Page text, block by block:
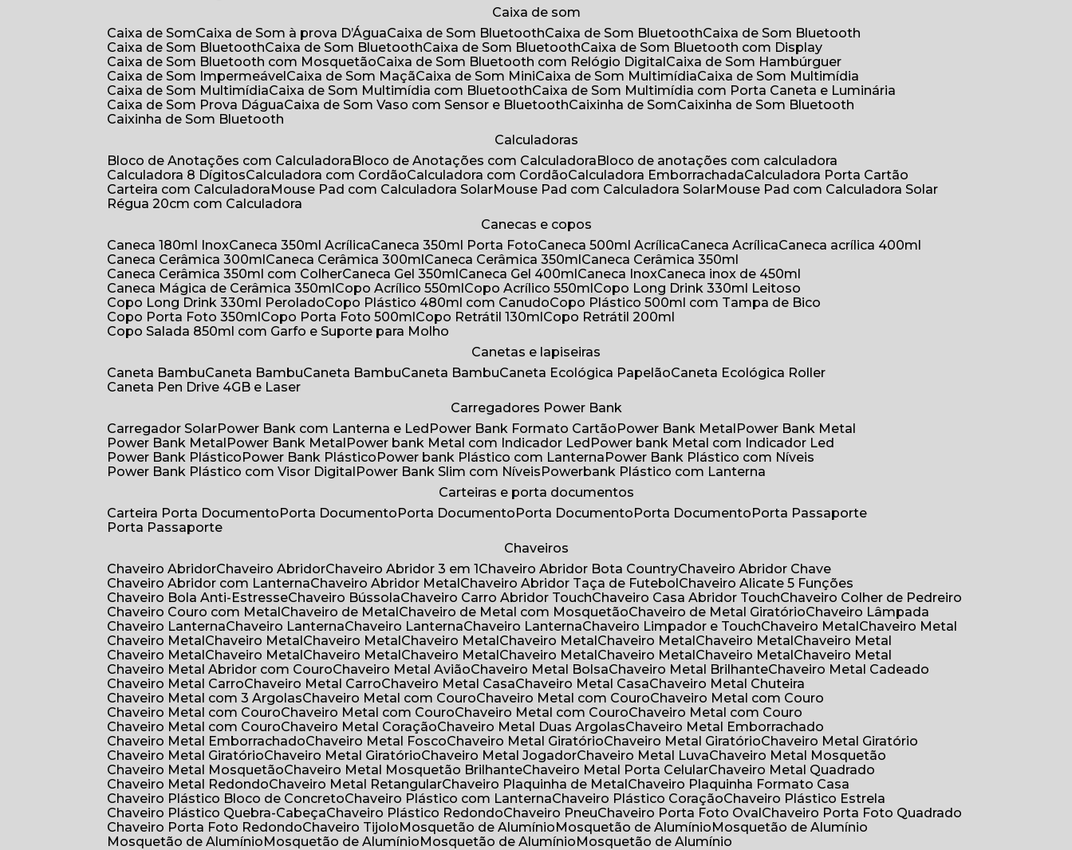
Caixa de som
Caixa de Som
Caixa de Som à prova D’Água Caixa de Som Bluetooth Caixa de Som Bluetooth
Caixa de Som Bluetooth
Caixa de Som Bluetooth
Caixa de Som Bluetooth Caixa de Som Bluetooth
Caixa de Som Bluetooth com Display
Caixa de Som Bluetooth com Mosquetão
Caixa de Som Bluetooth com Relógio Digital
Caixa de Som Hambúrguer
Caixa de Som Impermeável
Caixa de Som Maçã Caixa de Som Mini Caixa de Som Multimídia
Caixa de Som Multimídia
Caixa de Som Multimídia
Caixa de Som Multimídia com Bluetooth
Caixa de Som Multimídia com Porta Caneta e Luminária
Caixa de Som Prova Dágua
Caixa de Som Vaso com Sensor e Bluetooth Caixinha de Som
Caixinha de Som Bluetooth
Caixinha de Som Bluetooth
Calculadoras
Bloco de Anotações com Calculadora
Bloco de Anotações com Calculadora
Bloco de anotações com calculadora
Calculadora 8 Dígitos
Calculadora com Cordão Calculadora com Cordão Calculadora Emborrachada
Calculadora Porta Cartão
Carteira com Calculadora
Mouse Pad com Calculadora Solar Mouse Pad com Calculadora Solar
Mouse Pad com Calculadora Solar
Régua 20cm com Calculadora
Canecas e copos
Caneca 180ml Inox
Caneca 350ml Acrílica Caneca 350ml Porta Foto Caneca 500ml Acrílica Caneca Acrílica
Caneca acrílica 400ml
Caneca Cerâmica 300ml
Caneca Cerâmica 300ml Caneca Cerâmica 350ml
Caneca Cerâmica 350ml
Caneca Cerâmica 350ml com Colher
Caneca Gel 350ml Caneca Gel 400ml Caneca Inox
Caneca inox de 450ml
Caneca Mágica de Cerâmica 350ml
Copo Acrílico 550ml Copo Acrílico 550ml
Copo Long Drink 330ml Leitoso
Copo Long Drink 330ml Perolado
Copo Plástico 480ml com Canudo
Copo Plástico 500ml com Tampa de Bico
Copo Porta Foto 350ml
Copo Porta Foto 500ml Copo Retrátil 130ml
Copo Retrátil 200ml
Copo Salada 850ml com Garfo e Suporte para Molho
Canetas e lapiseiras
Caneta Bambu
Caneta Bambu Caneta Bambu Caneta Bambu Caneta Ecológica Papelão
Caneta Ecológica Roller
Caneta Pen Drive 4GB e Laser
Carregadores Power Bank
Carregador Solar
Power Bank com Lanterna e Led Power Bank Formato Cartão Power Bank Metal
Power Bank Metal
Power Bank Metal
Power Bank Metal Power bank Metal com Indicador Led
Power bank Metal com Indicador Led
Power Bank Plástico
Power Bank Plástico Power bank Plástico com Lanterna
Power Bank Plástico com Níveis
Power Bank Plástico com Visor Digital
Power Bank Slim com Níveis
Powerbank Plástico com Lanterna
Carteiras e porta documentos
Carteira Porta Documento
Porta Documento Porta Documento Porta Documento Porta Documento
Porta Passaporte
Porta Passaporte
Chaveiros
Chaveiro Abridor
Chaveiro Abridor Chaveiro Abridor 3 em 1 Chaveiro Abridor Bota Country
Chaveiro Abridor Chave
Chaveiro Abridor com Lanterna
Chaveiro Abridor Metal Chaveiro Abridor Taça de Futebol
Chaveiro Alicate 5 Funções
Chaveiro Bola Anti-Estresse
Chaveiro Bússola Chaveiro Carro Abridor Touch Chaveiro Casa Abridor Touch
Chaveiro Colher de Pedreiro
Chaveiro Couro com Metal
Chaveiro de Metal Chaveiro de Metal com Mosquetão Chaveiro de Metal Giratório
Chaveiro Lâmpada
Chaveiro Lanterna
Chaveiro Lanterna Chaveiro Lanterna Chaveiro Lanterna Chaveiro Limpador e Touch Chaveiro Metal
Chaveiro Metal
Chaveiro Metal
Chaveiro Metal Chaveiro Metal Chaveiro Metal Chaveiro Metal Chaveiro Metal Chaveiro Metal
Chaveiro Metal
Chaveiro Metal
Chaveiro Metal Chaveiro Metal Chaveiro Metal Chaveiro Metal Chaveiro Metal Chaveiro Metal
Chaveiro Metal
Chaveiro Metal Abridor com Couro
Chaveiro Metal Avião Chaveiro Metal Bolsa Chaveiro Metal Brilhante
Chaveiro Metal Cadeado
Chaveiro Metal Carro
Chaveiro Metal Carro Chaveiro Metal Casa Chaveiro Metal Casa
Chaveiro Metal Chuteira
Chaveiro Metal com 3 Argolas
Chaveiro Metal com Couro Chaveiro Metal com Couro
Chaveiro Metal com Couro
Chaveiro Metal com Couro
Chaveiro Metal com Couro Chaveiro Metal com Couro
Chaveiro Metal com Couro
Chaveiro Metal com Couro
Chaveiro Metal Coração Chaveiro Metal Duas Argolas
Chaveiro Metal Emborrachado
Chaveiro Metal Emborrachado
Chaveiro Metal Fosco Chaveiro Metal Giratório Chaveiro Metal Giratório
Chaveiro Metal Giratório
Chaveiro Metal Giratório
Chaveiro Metal Giratório Chaveiro Metal Jogador Chaveiro Metal Luva
Chaveiro Metal Mosquetão
Chaveiro Metal Mosquetão
Chaveiro Metal Mosquetão Brilhante Chaveiro Metal Porta Celular
Chaveiro Metal Quadrado
Chaveiro Metal Redondo
Chaveiro Metal Retangular Chaveiro Plaquinha de Metal
Chaveiro Plaquinha Formato Casa
Chaveiro Plástico Bloco de Concreto
Chaveiro Plástico com Lanterna Chaveiro Plástico Coração
Chaveiro Plástico Estrela
Chaveiro Plástico Quebra-Cabeça
Chaveiro Plástico Redondo Chaveiro Pneu Chaveiro Porta Foto Oval
Chaveiro Porta Foto Quadrado
Chaveiro Porta Foto Redondo
Chaveiro Tijolo Mosquetão de Alumínio Mosquetão de Alumínio
Mosquetão de Alumínio
Mosquetão de Alumínio
Mosquetão de Alumínio Mosquetão de Alumínio
Mosquetão de Alumínio